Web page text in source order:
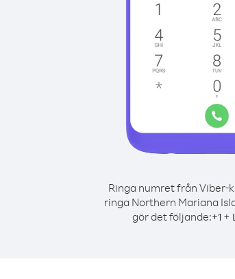
Ringa numret från Viber-
ringa Northern Mariana
gör det följande:+1+